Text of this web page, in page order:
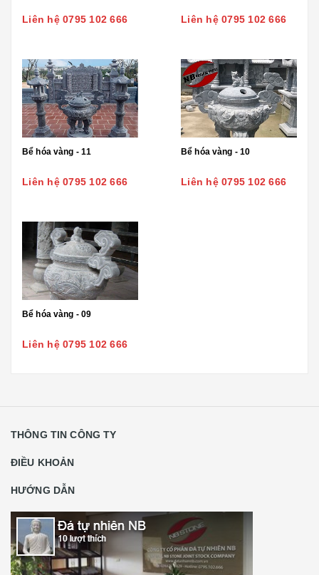
Liên hệ 0795 102 666 Liên hệ 0795 102 666
Bể hóa vàng - 11
Liên hệ 0795 102 666
Bể hóa vàng - 10
Liên hệ 0795 102 666
Bể hóa vàng - 09
Liên hệ 0795 102 666
THÔNG TIN CÔNG TY
ĐIỀU KHOẢN
HƯỚNG DẪN